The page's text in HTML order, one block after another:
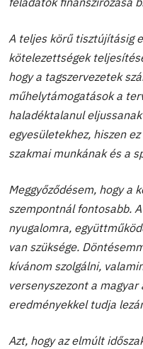
A teljes körű tisztújításig
kötelezettségek
hogy a tagszervezetek
műhelytámogatások a
haladéktalanul
egyesületekhez, hiszen
szakmai munkának és a
Meggyőződésem, hogy a
szempontnál fontosabb.
nyugalomra,
van szüksége.
kívánom szolgálni,
versenyszezont a
eredményekkel tudja
Azt, hogy az elmúlt